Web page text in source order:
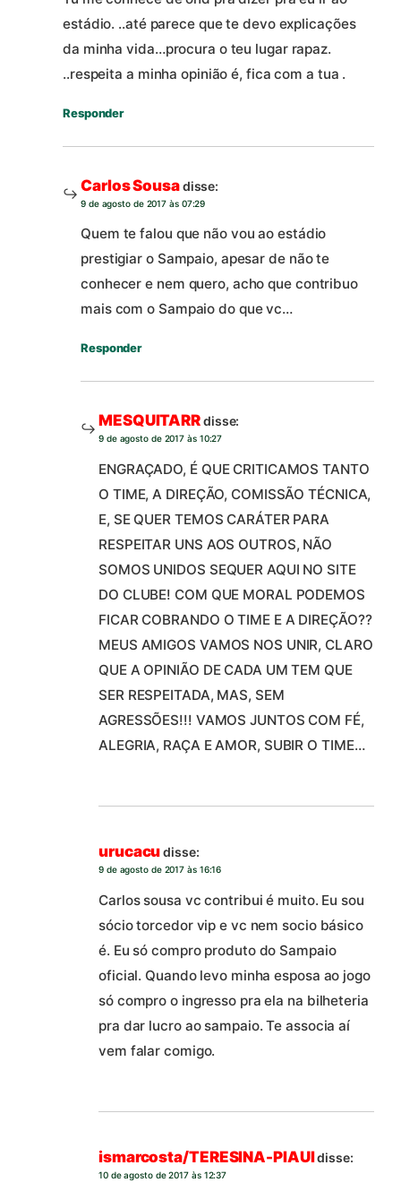
estádio. ..até parece que te devo explicações
da minha vida…procura o teu lugar rapaz.
..respeita a minha opinião é, fica com a tua .
Responder
Carlos Sousadisse:
9 de agosto de 2017 às 07:29
Quem te falou que não vou ao estádio
prestigiar o Sampaio, apesar de não te
conhecer e nem quero, acho que contribuo
mais com o Sampaio do que vc…
Responder
MESQUITARRdisse:
9 de agosto de 2017 às 10:27
ENGRAÇADO, É QUE CRITICAMOS TANTO
O TIME, A DIREÇÃO, COMISSÃO TÉCNICA,
E, SE QUER TEMOS CARÁTER PARA
RESPEITAR UNS AOS OUTROS, NÃO
SOMOS UNIDOS SEQUER AQUI NO SITE
DO CLUBE! COM QUE MORAL PODEMOS
FICAR COBRANDO O TIME E A DIREÇÃO??
MEUS AMIGOS VAMOS NOS UNIR, CLARO
QUE A OPINIÃO DE CADA UM TEM QUE
SER RESPEITADA, MAS, SEM
AGRESSÕES!!! VAMOS JUNTOS COM FÉ,
ALEGRIA, RAÇA E AMOR, SUBIR O TIME…
urucacudisse:
9 de agosto de 2017 às 16:16
Carlos sousa vc contribui é muito. Eu sou
sócio torcedor vip e vc nem socio básico
é. Eu só compro produto do Sampaio
oficial. Quando levo minha esposa ao jogo
só compro o ingresso pra ela na bilheteria
pra dar lucro ao sampaio. Te associa aí
vem falar comigo.
ismarcosta/TERESINA-PIAUIdisse:
10 de agosto de 2017 às 12:37